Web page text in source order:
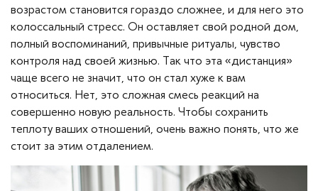
возрастом становится гораздо сложнее, и для него это
колоссальный стресс. Он оставляет свой родной дом,
полный воспоминаний, привычные ритуалы, чувство
контроля над своей жизнью. Так что эта «дистанция»
чаще всего не значит, что он стал хуже к вам
относиться. Нет, это сложная смесь реакций на
совершенно новую реальность. Чтобы сохранить
теплоту ваших отношений, очень важно понять, что же
стоит за этим отдалением.